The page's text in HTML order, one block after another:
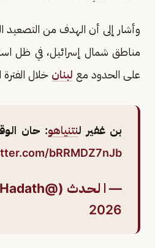
وأشار إلى أن الهدف من التصعيد
مناطق شمال إسرائيل، في ظل
على الحدود مع لبنان خلال الفترة
بن غفير لنتنياهو: حان
bRRMDZ7nJb
— ا لـحـدث (@AlHadath)
2026